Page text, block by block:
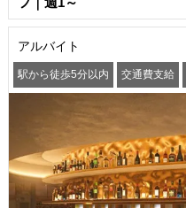
アルバイト
駅から徒歩5分以内 交通費支給